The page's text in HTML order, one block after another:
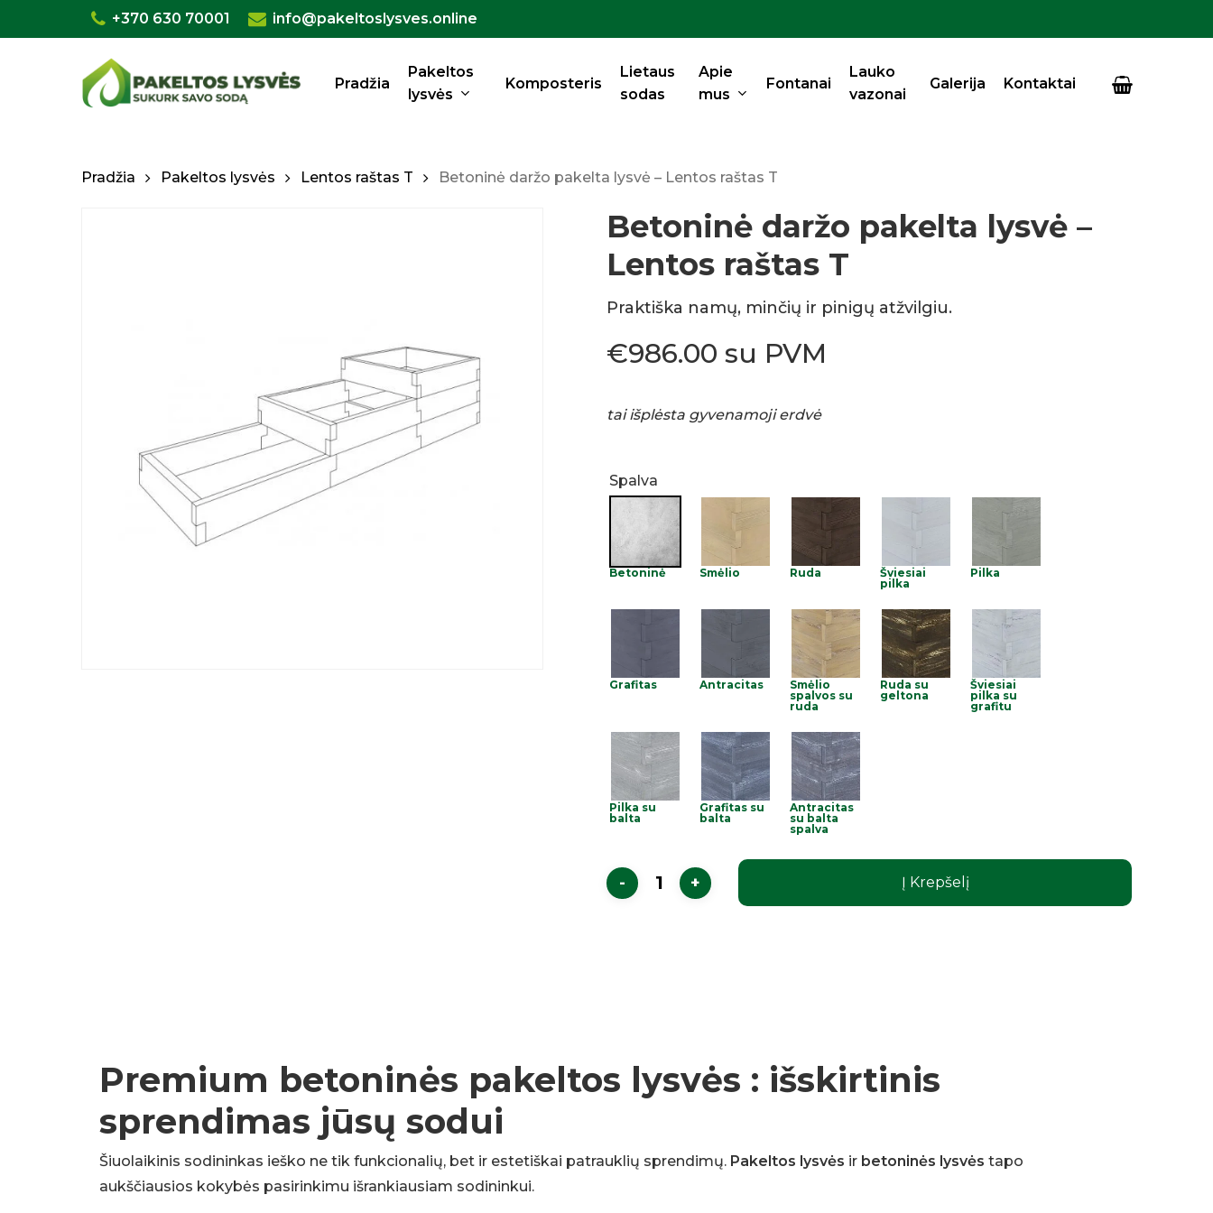
to
+370 630 70001 info@pakeltoslysves.online
Pradžia
Pakeltos
lysvės
Komposteris
Lietaus
sodas
Apie
mus
Fontanai
Lauko
vazonai
Galerija Kontaktai
Krepšelis Close
Pradžia Pakeltos lysvės Lentos raštas T Betoninė daržo pakelta lysvė – Lentos raštas T
Betoninė daržo pakelta lysvė –
Lentos raštas T
Praktiška namų, minčių ir pinigų atžvilgiu.
€986.00 su PVM
tai išplėsta gyvenamoji erdvė
Spalva
Betoninė Smėlio Ruda
Šviesiai
pilka
Pilka
Grafitas Antracitas
Smėlio
spalvos su
ruda
Ruda su
geltona
Šviesiai
pilka su
grafitu
Pilka su
balta
Grafitas su
balta
Antracitas
su balta
spalva
Į Krepšelį
Premium betoninės pakeltos lysvės : išskirtinis
sprendimas jūsų sodui
Šiuolaikinis sodininkas ieško ne tik funkcionalių, bet ir estetiškai patrauklių sprendimų. Pakeltos lysvės ir betoninės lysvės tapo
aukščiausios kokybės pasirinkimu išrankiausiam sodininkui.